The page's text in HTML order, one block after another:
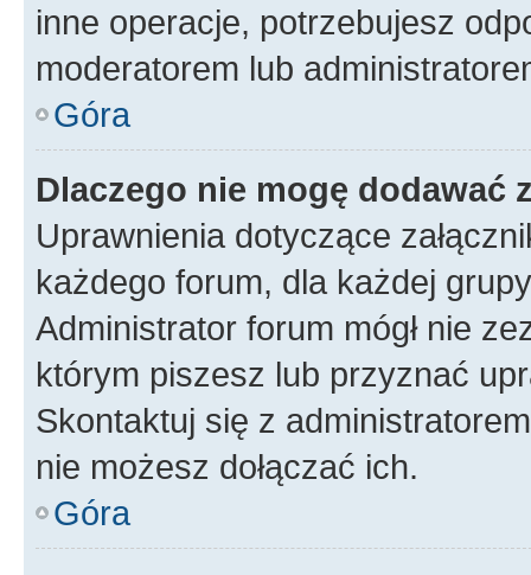
inne operacje, potrzebujesz
moderatorem lub
Góra
Dlaczego nie mogę dodawać
Uprawnienia dotyczące
każdego forum, dla każdej
Administrator forum mógł nie
którym piszesz lub przyznać
Skontaktuj się z
nie możesz dołączać ich.
Góra